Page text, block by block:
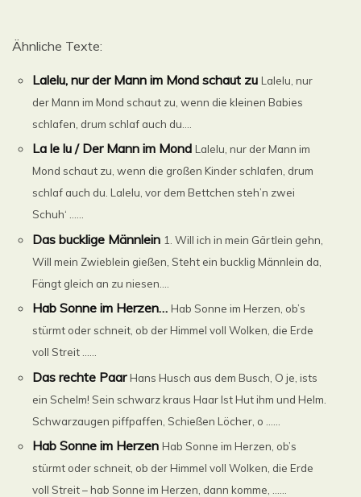
Ähnliche Texte:
Lalelu, nur der Mann im Mond schaut zu Lalelu, nur
der Mann im Mond schaut zu, wenn die kleinen Babies
schlafen, drum schlaf auch du....
La le lu / Der Mann im Mond Lalelu, nur der Mann im
Mond schaut zu, wenn die großen Kinder schlafen, drum
schlaf auch du. Lalelu, vor dem Bettchen steh’n zwei
Schuh‘ ......
Das bucklige Männlein 1. Will ich in mein Gärtlein gehn,
Will mein Zwieblein gießen, Steht ein bucklig Männlein da,
Fängt gleich an zu niesen....
Hab Sonne im Herzen… Hab Sonne im Herzen, ob’s
stürmt oder schneit, ob der Himmel voll Wolken, die Erde
voll Streit …...
Das rechte Paar Hans Husch aus dem Busch, O je, ists
ein Schelm! Sein schwarz kraus Haar Ist Hut ihm und Helm.
Schwarzaugen piffpaffen, Schießen Löcher, o ......
Hab Sonne im Herzen Hab Sonne im Herzen, ob’s
stürmt oder schneit, ob der Himmel voll Wolken, die Erde
voll Streit – hab Sonne im Herzen, dann komme, ......